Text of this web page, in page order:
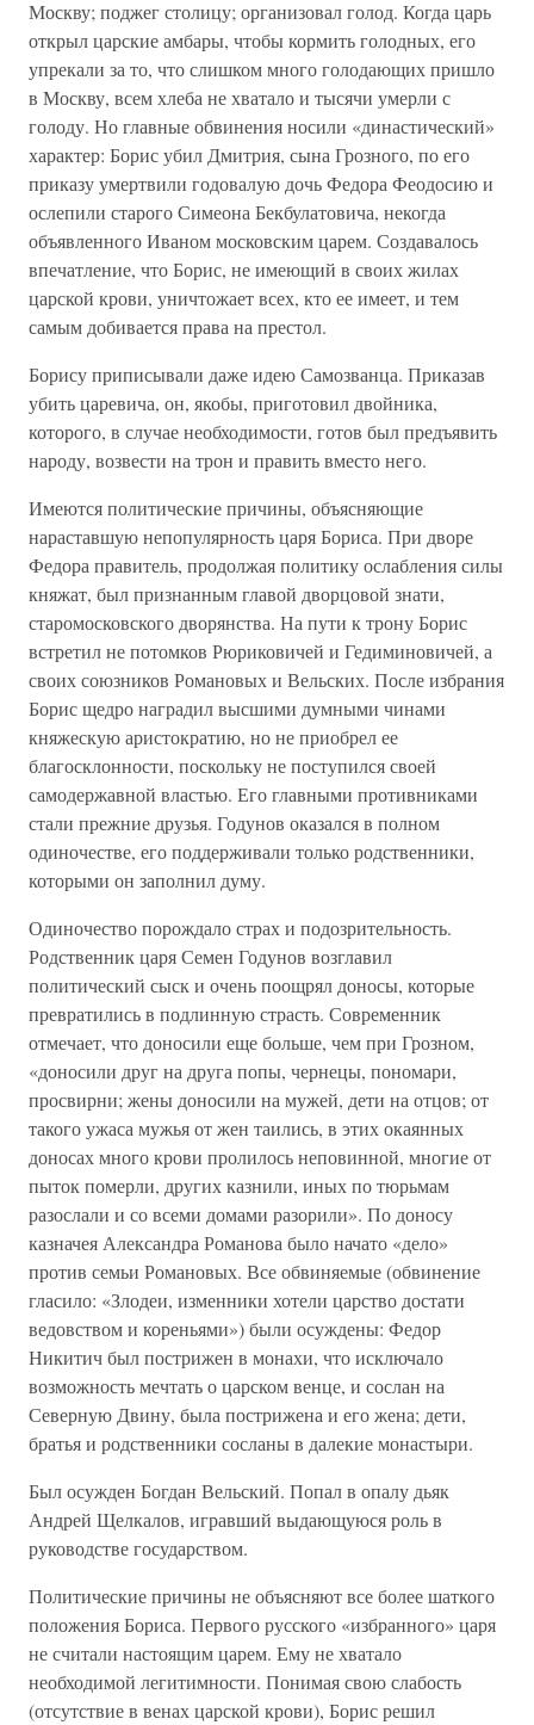
Москву; поджег столицу; организовал голод. Когда царь
открыл царские амбары, чтобы кормить голодных, его
упрекали за то, что слишком много голодающих пришло
в Москву, всем хлеба не хватало и тысячи умерли с
голоду. Но главные обвинения носили «династический»
характер: Борис убил Дмитрия, сына Грозного, по его
приказу умертвили годовалую дочь Федора Феодосию и
ослепили старого Симеона Бекбулатовича, некогда
объявленного Иваном московским царем. Создавалось
впечатление, что Борис, не имеющий в своих жилах
царской крови, уничтожает всех, кто ее имеет, и тем
самым добивается права на престол.
Борису приписывали даже идею Самозванца. Приказав
убить царевича, он, якобы, приготовил двойника,
которого, в случае необходимости, готов был предъявить
народу, возвести на трон и править вместо него.
Имеются политические причины, объясняющие
нараставшую непопулярность царя Бориса. При дворе
Федора правитель, продолжая политику ослабления силы
княжат, был признанным главой дворцовой знати,
старомосковского дворянства. На пути к трону Борис
встретил не потомков Рюриковичей и Гедиминовичей, а
своих союзников Романовых и Вельских. После избрания
Борис щедро наградил высшими думными чинами
княжескую аристократию, но не приобрел ее
благосклонности, поскольку не поступился своей
самодержавной властью. Его главными противниками
стали прежние друзья. Годунов оказался в полном
одиночестве, его поддерживали только родственники,
которыми он заполнил думу.
Одиночество порождало страх и подозрительность.
Родственник царя Семен Годунов возглавил
политический сыск и очень поощрял доносы, которые
превратились в подлинную страсть. Современник
отмечает, что доносили еще больше, чем при Грозном,
«доносили друг на друга попы, чернецы, пономари,
просвирни; жены доносили на мужей, дети на отцов; от
такого ужаса мужья от жен таились, в этих окаянных
доносах много крови пролилось неповинной, многие от
пыток померли, других казнили, иных по тюрьмам
разослали и со всеми домами разорили». По доносу
казначея Александра Романова было начато «дело»
против семьи Романовых. Все обвиняемые (обвинение
гласило: «Злодеи, изменники хотели царство достати
ведовством и кореньями») были осуждены: Федор
Никитич был пострижен в монахи, что исключало
возможность мечтать о царском венце, и сослан на
Северную Двину, была пострижена и его жена; дети,
братья и родственники сосланы в далекие монастыри.
Был осужден Богдан Вельский. Попал в опалу дьяк
Андрей Щелкалов, игравший выдающуюся роль в
руководстве государством.
Политические причины не объясняют все более шаткого
положения Бориса. Первого русского «избранного» царя
не считали настоящим царем. Ему не хватало
необходимой легитимности. Понимая свою слабость
(отсутствие в венах царской крови), Борис решил